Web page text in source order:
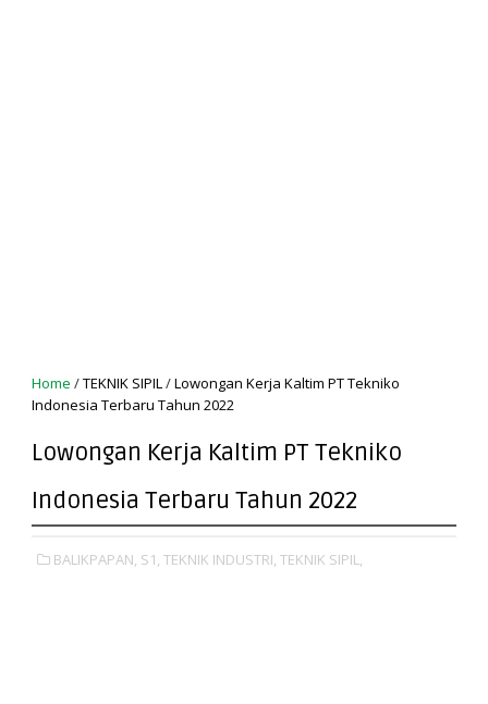
Home /TEKNIK SIPIL/Lowongan Kerja Kaltim PT Tekniko
Indonesia Terbaru Tahun 2022
Lowongan Kerja Kaltim PT Tekniko
Indonesia Terbaru Tahun 2022
BALIKPAPAN, S1, TEKNIK INDUSTRI, TEKNIK SIPIL,